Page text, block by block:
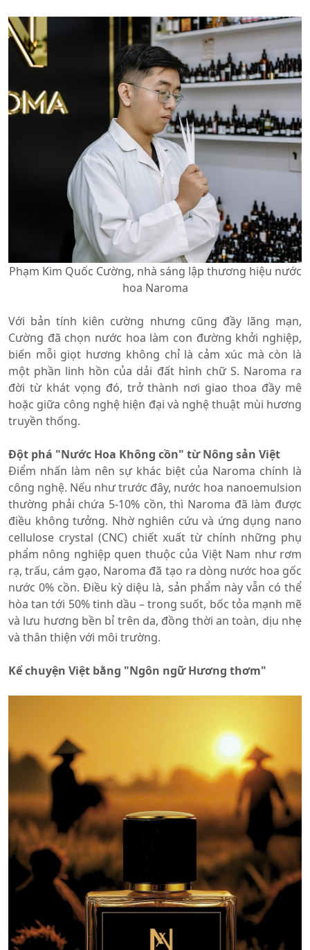
Phạm Kim Quốc Cường, nhà sáng lập thương hiệu nước
hoa Naroma
Với bản tính kiên cường nhưng cũng đầy lãng mạn,
Cường đã chọn nước hoa làm con đường khởi nghiệp,
biến mỗi giọt hương không chỉ là cảm xúc mà còn là
một phần linh hồn của dải đất hình chữ S. Naroma ra
đời từ khát vọng đó, trở thành nơi giao thoa đầy mê
hoặc giữa công nghệ hiện đại và nghệ thuật mùi hương
truyền thống.
Đột phá "Nước Hoa Không cồn" từ Nông sản Việt
Điểm nhấn làm nên sự khác biệt của Naroma chính là
công nghệ. Nếu như trước đây, nước hoa nanoemulsion
thường phải chứa 5-10% cồn, thì Naroma đã làm được
điều không tưởng. Nhờ nghiên cứu và ứng dụng nano
cellulose crystal (CNC) chiết xuất từ chính những phụ
phẩm nông nghiệp quen thuộc của Việt Nam như rơm
rạ, trấu, cám gạo, Naroma đã tạo ra dòng nước hoa gốc
nước 0% cồn. Điều kỳ diệu là, sản phẩm này vẫn có thể
hòa tan tới 50% tinh dầu – trong suốt, bốc tỏa mạnh mẽ
và lưu hương bền bỉ trên da, đồng thời an toàn, dịu nhẹ
và thân thiện với môi trường.
Kể chuyện Việt bằng "Ngôn ngữ Hương thơm"